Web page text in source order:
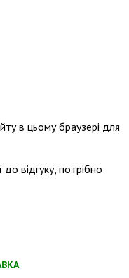
в цьому браузері для
відгуку, потрібно